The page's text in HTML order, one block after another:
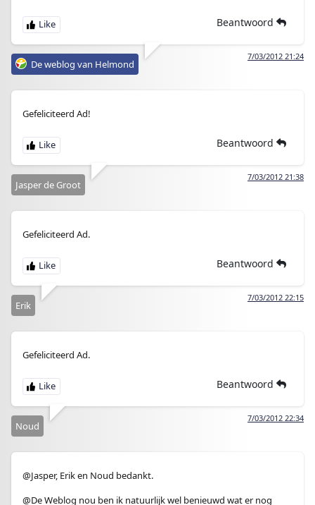
Beantwoord
7/03/2012 21:24
De weblog van Helmond
Gefeliciteerd Ad!
Beantwoord
7/03/2012 21:38
Jasper de Groot
Gefeliciteerd Ad.
Beantwoord
7/03/2012 22:15
Erik
Gefeliciteerd Ad.
Beantwoord
7/03/2012 22:34
Noud
@Jasper, Erik en Noud bedankt.
@De Weblog nou ben ik natuurlijk wel benieuwd wat er nog